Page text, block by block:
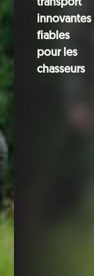
transport
innovantes
fiables
pour les
chasseurs